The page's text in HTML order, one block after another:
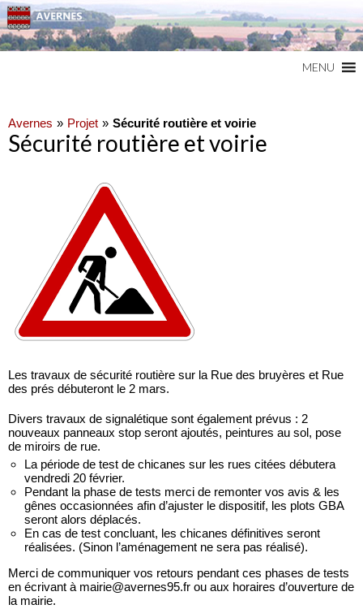
MENU
Avernes Projet Sécurité routière et voirie
Sécurité routière et voirie
Les travaux de sécurité routière sur la Rue des bruyères et Rue
des prés débuteront le 2 mars.
Divers travaux de signalétique sont également prévus : 2
nouveaux panneaux stop seront ajoutés, peintures au sol, pose
de miroirs de rue.
La période de test de chicanes sur les rues citées débutera
vendredi 20 février.
Pendant la phase de tests merci de remonter vos avis & les
gênes occasionnées afin d’ajuster le dispositif, les plots GBA
seront alors déplacés.
En cas de test concluant, les chicanes définitives seront
réalisées. (Sinon l’aménagement ne sera pas réalisé).
Merci de communiquer vos retours pendant ces phases de tests
en écrivant à mairie@avernes95.fr ou aux horaires d’ouverture de
la mairie.